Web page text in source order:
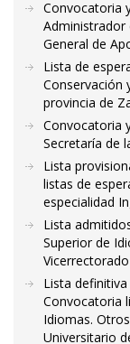
Convocatoria
Administrador
General de
Lista de
Conservación
provincia de
Convocatoria
Secretaría de
Lista
listas de
especialidad
Lista
Superior de
Lista
Convocatoria
Idiomas.
Universitario